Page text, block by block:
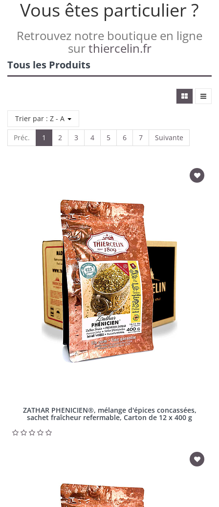
Vous êtes particulier ?
Retrouvez notre boutique en ligne
surthiercelin.fr
Tous les Produits
Trier par : Z - A
Préc. 1 2 3 4 5 6 7 Suivante
ZATHAR PHENICIEN®, mélange d'épices concassées,
sachet fraîcheur refermable, Carton de 12 x 400 g